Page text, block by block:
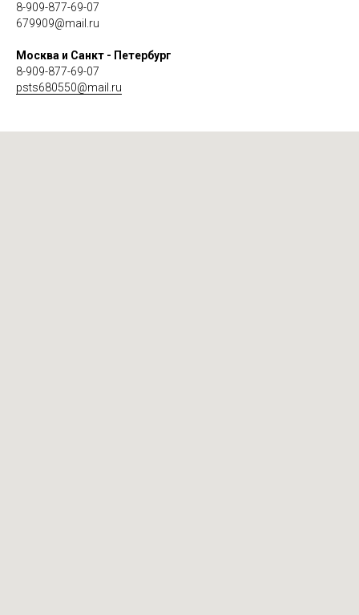
8-909-877-69-07
679909@mail.ru
Москва и Санкт - Петербург
8-909-877-69-07
psts680550@mail.ru